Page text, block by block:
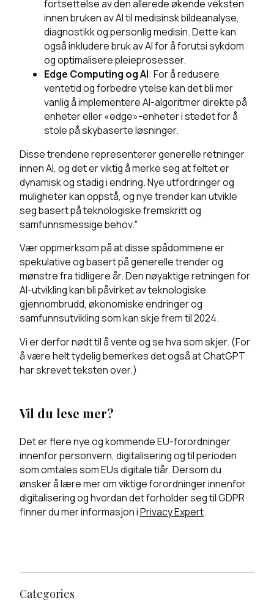
fortsettelse av den allerede økende veksten
innen bruken av AI til medisinsk bildeanalyse,
diagnostikk og personlig medisin. Dette kan
også inkludere bruk av AI for å forutsi sykdom
og optimalisere pleieprosesser.
Edge Computing og AI: For å redusere
ventetid og forbedre ytelse kan det bli mer
vanlig å implementere AI-algoritmer direkte på
enheter eller «edge»-enheter i stedet for å
stole på skybaserte løsninger.
Disse trendene representerer generelle retninger
innen AI, og det er viktig å merke seg at feltet er
dynamisk og stadig i endring. Nye utfordringer og
muligheter kan oppstå, og nye trender kan utvikle
seg basert på teknologiske fremskritt og
samfunnsmessige behov."
Vær oppmerksom på at disse spådommene er
spekulative og basert på generelle trender og
mønstre fra tidligere år. Den nøyaktige retningen for
AI-utvikling kan bli påvirket av teknologiske
gjennombrudd, økonomiske endringer og
samfunnsutvikling som kan skje frem til 2024.
Vi er derfor nødt til å vente og se hva som skjer. (For
å være helt tydelig bemerkes det også at ChatGPT
har skrevet teksten over.)
Vil du lese mer?
Det er flere nye og kommende EU-forordninger
innenfor personvern, digitalisering og til perioden
som omtales som EUs digitale tiår. Dersom du
ønsker å lære mer om viktige forordninger innenfor
digitalisering og hvordan det forholder seg til GDPR
finner du mer informasjon iPrivacy Expert.
Categories